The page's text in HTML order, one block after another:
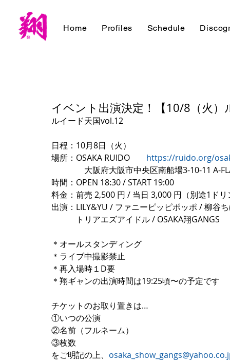
Home Profiles Schedule
イベント出演決定！【10/8（火
ルイード天国vol.12
日程：10月8日（火）
場所：OSAKA RUIDO https://ruido.org/
大阪府大阪市中央区南船場3-10-11 A-
時間：OPEN 18:30 / START 19:00
料金：前売 2,500 円 / 当日 3,000 円（別途1ド
出演：LILY&YU / ファニーピッピポッポ / 柳谷
トリアエズアイドル / OSAKA翔GANGS
＊オールスタンディング
＊ライブ中撮影禁止
＊再入場時１D要
＊翔ギャンの出演時間は19:25頃〜の予定です
チケットのお取り置きは…
①いつの公演
②名前（フルネーム）
③枚数
をご明記の上、